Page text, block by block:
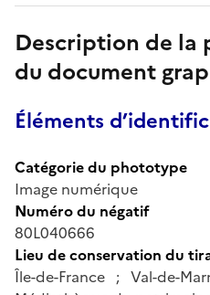
Description de la
du document
Éléments
Catégorie du phototype
Image numérique
Numéro du négatif
80L040666
Lieu de conservation du
Île-de-France ; Val-de-